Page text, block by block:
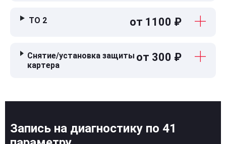
ТО 2 от 1100 ₽
Снятие/установка защиты
картера
от 300 ₽
Запись на диагностику по 41